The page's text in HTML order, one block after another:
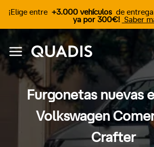
¡Elige entre +3.000 vehículos de
ya por 300€! Saber
Furgonetas nuevas
Volkswagen
Crafter